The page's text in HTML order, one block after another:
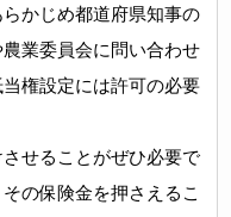
らかじめ都道府県知事の
業委員会に問い合わせ
権設定には許可の必要
せることがぜひ必要で
の保険金を押さえるこ